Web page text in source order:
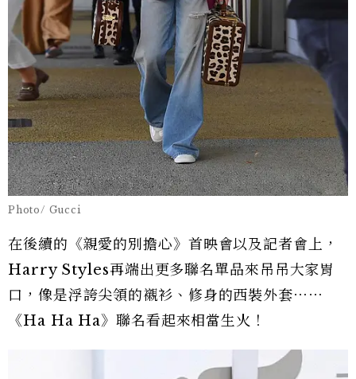
Photo/ Gucci
在後續的《親愛的別擔心》首映會以及記者會上，
Harry Styles再端出更多聯名單品來吊吊大家胃
口，像是浮誇尖領的襯衫、修身的西裝外套⋯⋯
《Ha Ha Ha》聯名看起來相當生火！